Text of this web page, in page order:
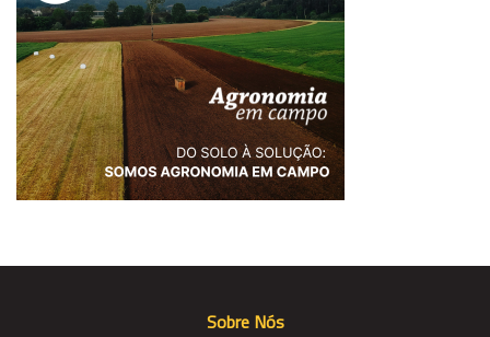
Sobre Nós